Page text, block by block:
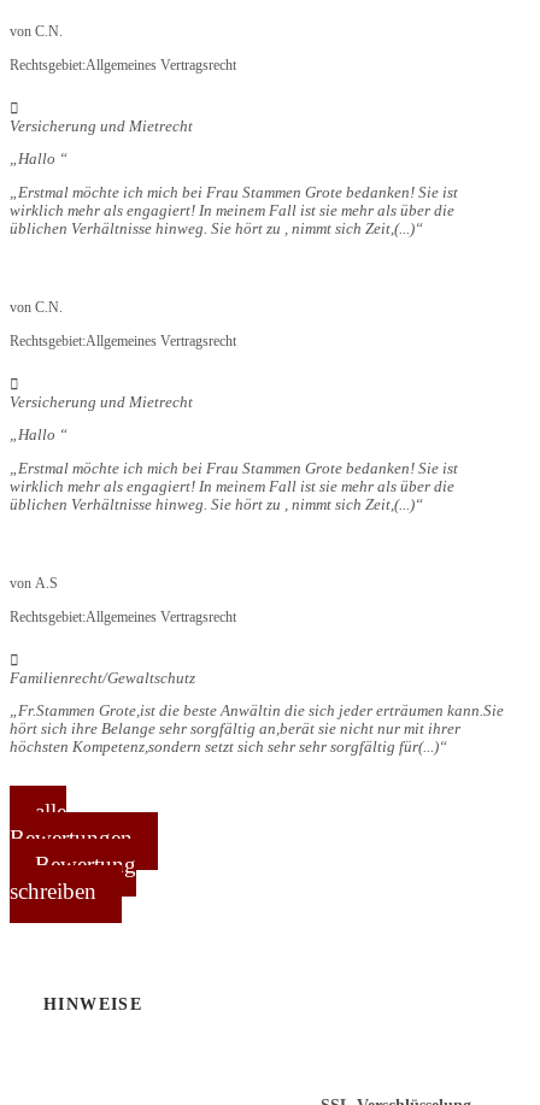
von C.N.
Rechtsgebiet:Allgemeines Vertragsrecht
Versicherung und Mietrecht
Hallo
Erstmal möchte ich mich bei Frau Stammen Grote bedanken! Sie ist
wirklich mehr als engagiert! In meinem Fall ist sie mehr als über die
üblichen Verhältnisse hinweg. Sie hört zu , nimmt sich Zeit,(...)
von C.N.
Rechtsgebiet:Allgemeines Vertragsrecht
Versicherung und Mietrecht
Hallo
Erstmal möchte ich mich bei Frau Stammen Grote bedanken! Sie ist
wirklich mehr als engagiert! In meinem Fall ist sie mehr als über die
üblichen Verhältnisse hinweg. Sie hört zu , nimmt sich Zeit,(...)
von A.S
Rechtsgebiet:Allgemeines Vertragsrecht
Familienrecht/Gewaltschutz
Fr.Stammen Grote,ist die beste Anwältin die sich jeder erträumen kann.Sie
hört sich ihre Belange sehr sorgfältig an,berät sie nicht nur mit ihrer
höchsten Kompetenz,sondern setzt sich sehr sehr sorgfältig für(...)
alle
Bewertungen
Bewertung
schreiben
HINWEISE